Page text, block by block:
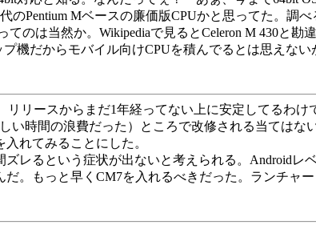
Pentium Mベースの廉価版CPUかと思ってた。調
のは当然か。Wikipediaで見るとCeleron M 430と勘
機だからモバイル向けCPUを積んでるとは思えない
リースからまだ1年経ってない上に安定してるわ
時間の浪費だった）ところで改修される当てはな
れてみることにした。
レるという症状が出ないと考えられる。Androidレ
。もっと早くCM7を入れるべきだった。ランチャー